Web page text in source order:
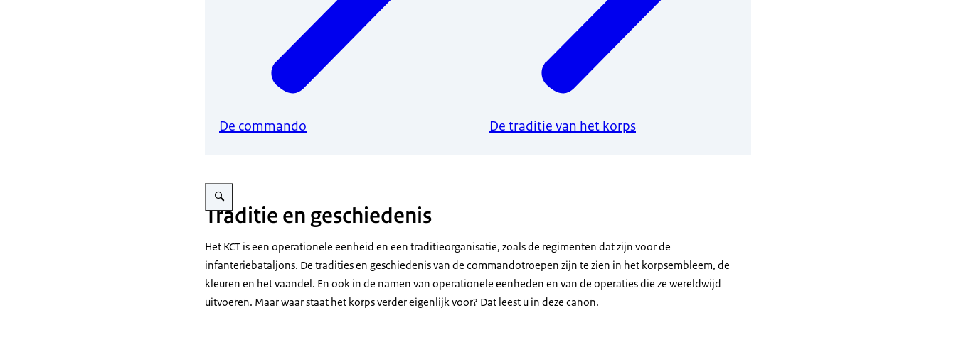
De commando De traditie van het korps
Vergroot afbeelding Militairen van het Korps Commando Troepen marcheren.
Traditie en geschiedenis
Het KCT is een operationele eenheid en een traditieorganisatie, zoals de regimenten dat zijn voor de
infanteriebataljons. De tradities en geschiedenis van de commandotroepen zijn te zien in het korpsembleem, de
kleuren en het vaandel. En ook in de namen van operationele eenheden en van de operaties die ze wereldwijd
uitvoeren. Maar waar staat het korps verder eigenlijk voor? Dat leest u in deze canon.